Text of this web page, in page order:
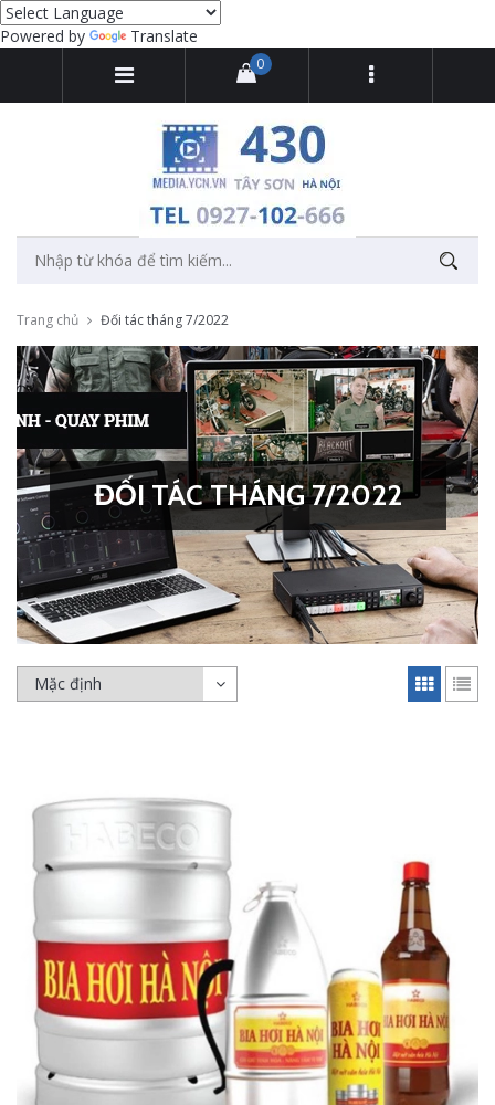
Powered by Translate
0
Trang chủ Đối tác tháng 7/2022
ĐỐI TÁC THÁNG 7/2022